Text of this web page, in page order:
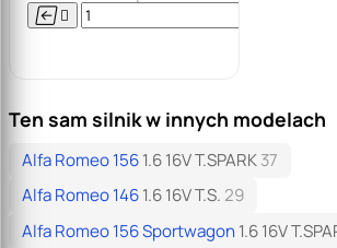
 
Ten sam silnik w innych modelach
Alfa Romeo 1561.6 16V T.SPARK37
Alfa Romeo 1461.6 16V T.S. 29
Alfa Romeo 156 Sportwagon1.6 16V